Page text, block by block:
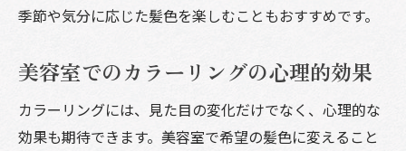
髪色によるファッションの変化と楽しみ方
プライベートでの変化と楽しみ方
美容室で変わる日常のルーチン
カラーリング後の新しい自分との出会い
季節や気分に応じた髪色を楽しむこともおすすめです。
美容室でのカラーリングの心理的効果
カラーリングには、見た目の変化だけでなく、心理的な
効果も期待できます。美容室で希望の髪色に変えること